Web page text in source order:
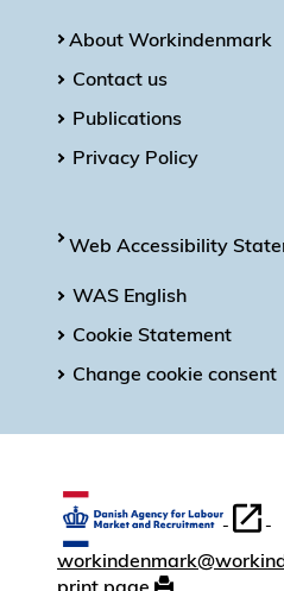
About Workindenmark
Contact us
Publications
Privacy Policy
Web Accessibility
WAS English
Cookie Statement
Change cookie consent
print page